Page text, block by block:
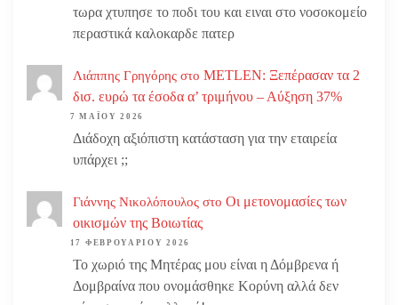
τωρα χτυπησε το ποδι του και ειναι στο νοσοκομείο
περαστικά καλοκαρδε πατερ
Λιάππης Γρηγόρης στο METLEN: Ξεπέρασαν τα 2
δισ. ευρώ τα έσοδα α’ τριμήνου – Αύξηση 37%
7 ΜΑΪ́ΟΥ 2026
Διάδοχη αξιόπιστη κατάσταση για την εταιρεία
υπάρχει ;;
Γιάννης Νικολόπουλος στο Οι μετονομασίες των
οικισμών της Βοιωτίας
17 ΦΕΒΡΟΥΑΡΊΟΥ 2026
Το χωριό της Μητέρας μου είναι η Δόμβρενα ή
Δομβραίνα που ονομάσθηκε Κορύνη αλλά δεν